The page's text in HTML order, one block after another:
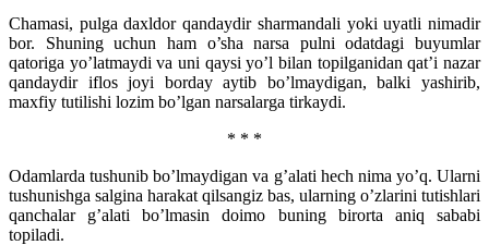
Chamasi, pulga daxldor qandaydir sharmandali yoki uyatli nimadir
bor. Shuning uchun ham o’sha narsa pulni odatdagi buyumlar
qatoriga yo’latmaydi va uni qaysi yo’l bilan topilganidan qat’i nazar
qandaydir iflos joyi borday aytib bo’lmaydigan, balki yashirib,
maxfiy tutilishi lozim bo’lgan narsalarga tirkaydi.
* * *
Odamlarda tushunib bo’lmaydigan va g’alati hech nima yo’q. Ularni
tushunishga salgina harakat qilsangiz bas, ularning o’zlarini tutishlari
qanchalar g’alati bo’lmasin doimo buning birorta aniq sababi
topiladi.